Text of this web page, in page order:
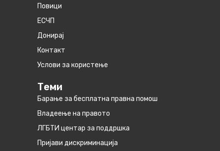
Повици
ЕСЧП
Донирај
Контакт
Услови за користење
Теми
Барање за бесплатна правна помош
Владеење на правото
ЛГБТИ центар за поддршка
Пријави дискриминација